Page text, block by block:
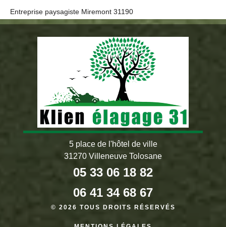
Entreprise paysagiste Miremont 31190
5 place de l'hôtel de ville
31270 Villeneuve Tolosane
05 33 06 18 82
06 41 34 68 67
© 2026 TOUS DROITS RÉSERVÉS